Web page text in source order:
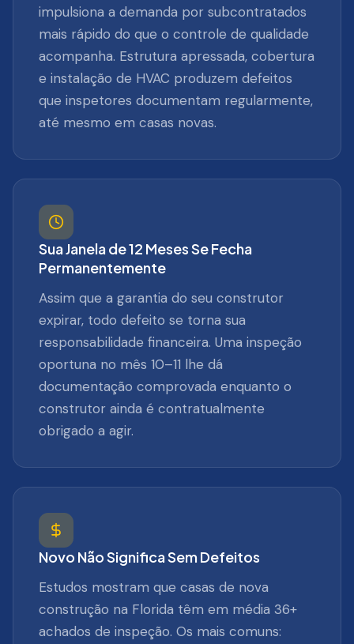
impulsiona a demanda por subcontratados
mais rápido do que o controle de qualidade
acompanha. Estrutura apressada, cobertura
e instalação de HVAC produzem defeitos
que inspetores documentam regularmente,
até mesmo em casas novas.
Sua Janela de 12 Meses Se Fecha
Permanentemente
Assim que a garantia do seu construtor
expirar, todo defeito se torna sua
responsabilidade financeira. Uma inspeção
oportuna no mês 10–11 lhe dá
documentação comprovada enquanto o
construtor ainda é contratualmente
obrigado a agir.
Novo Não Significa Sem Defeitos
Estudos mostram que casas de nova
construção na Florida têm em média 36+
achados de inspeção. Os mais comuns: